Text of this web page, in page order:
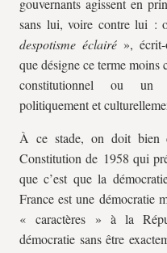
gouvernants agissent en
sans lui, voire contre lui :
despotisme éclairé», écrit-
que désigne ce terme moins
constitutionnel ou un
politiquement et
À ce stade, on doit bien
Constitution de 1958 qui
que c’est que la
France est une démocratie
« caractères » à la
démocratie sans être